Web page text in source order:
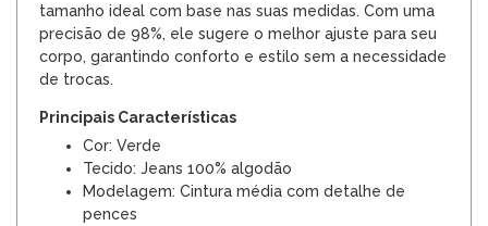
tamanho ideal com base nas suas medidas. Com uma
precisão de 98%, ele sugere o melhor ajuste para seu
corpo, garantindo conforto e estilo sem a necessidade
de trocas.
Principais Características
Cor: Verde
Tecido: Jeans 100% algodão
Modelagem: Cintura média com detalhe de
pences